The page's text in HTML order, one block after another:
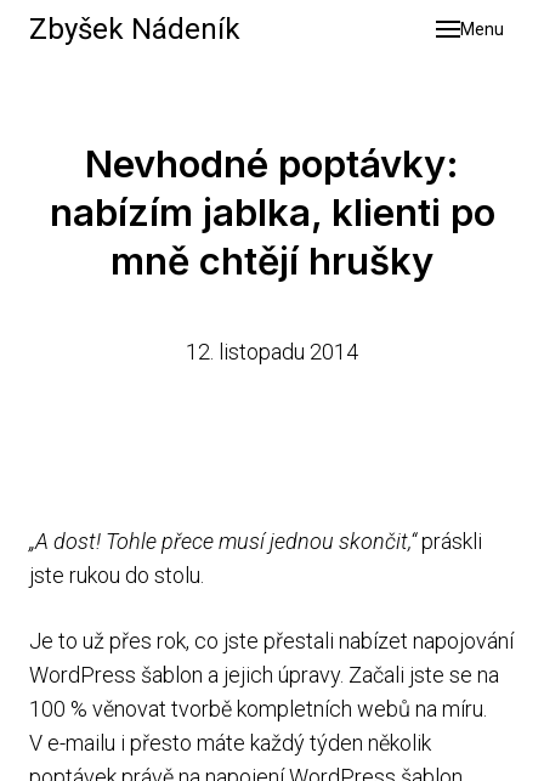
Menu
Zbyšek Nádeník
Nevhodné poptávky:
nabízím jablka, klienti po
mně chtějí hrušky
12. listopadu 2014
„A dost! Tohle přece musí jednou skončit,“práskli
jste rukou do stolu.
Je to už přes rok, co jste přestali nabízet napojování
WordPress šablon a jejich úpravy. Začali jste se na
100 % věnovat tvorbě kompletních webů na míru.
V e-mailu i přesto máte každý týden několik